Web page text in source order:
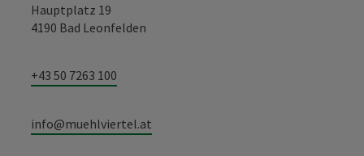
Hauptplatz 19
4190 Bad Leonfelden
+43 50 7263 100
info@muehlviertel.at